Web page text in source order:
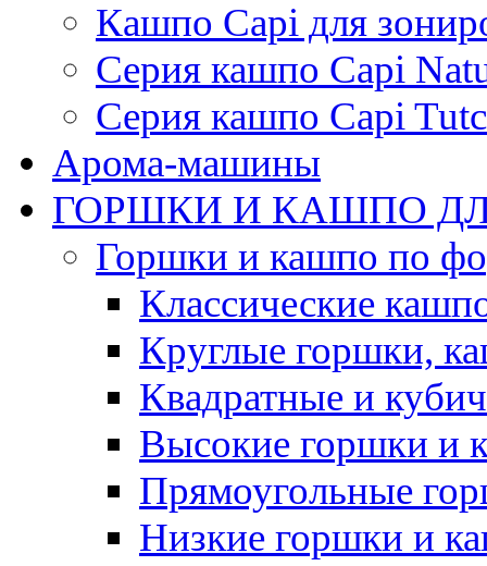
Кашпо Capi для
Серия кашпо Capi
Серия кашпо Capi
Арома-машины
ГОРШКИ И КАШПО
Горшки и кашпо по
Классические
Круглые горшки,
Квадратные и
Высокие горшки и
Прямоугольные
Низкие горшки и